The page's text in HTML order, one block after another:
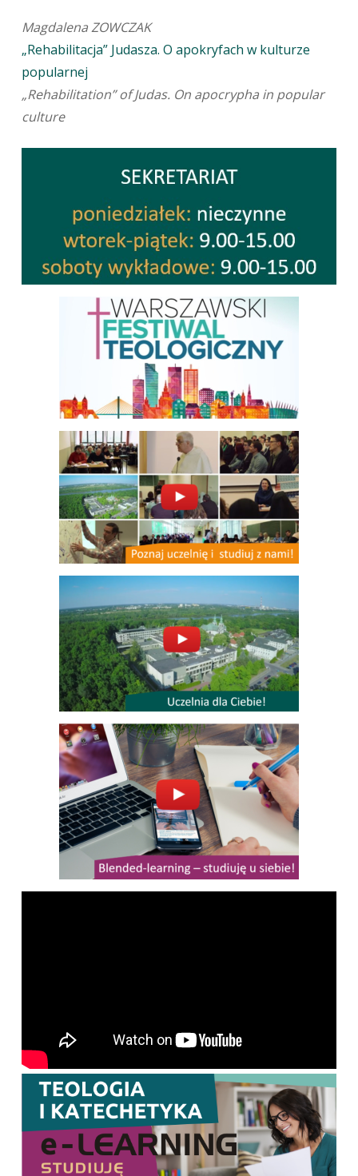
Magdalena ZOWCZAK
„Rehabilitacja” Judasza. O apokryfach w kulturze
popularnej
„Rehabilitation” of Judas. On apocrypha in popular
culture